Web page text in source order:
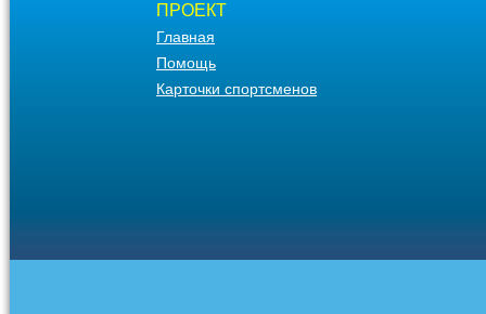
ПРОЕКТ
Главная
Помощь
Карточки спортсменов